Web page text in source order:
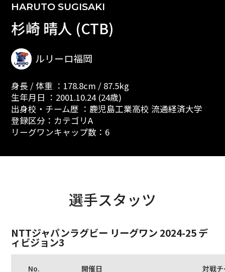
HARUTO SUGISAKI
杉崎 晴人 (CTB)
ルリーロ福岡
身長 / 体重 ：178.8cm / 87.5kg
生年月日 ：2001.10.24 (24歳)
出身校・チーム歴 ：鹿児島工業高校 流通経済大学
登録区分：カテゴリA
リーグワンキャップ数：6
選手スタッツ
NTTジャパンラグビー リーグワン 2024-25 デ
ィビジョン3
No. 開催日 対戦